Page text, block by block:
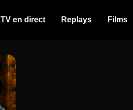
TV en direct Replays Films